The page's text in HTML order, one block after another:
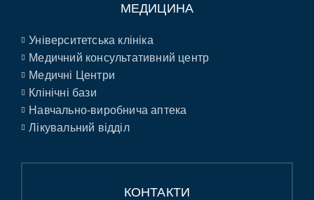
МЕДИЦИНА
Університетська клініка
Медичний консультативний центр
Медичні Центри
Клінічні бази
Навчально-виробнича аптека
Лікувальний відділ
КОНТАКТИ